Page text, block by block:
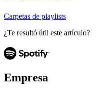
Carpetas de playlists
¿Te resultó útil este artículo?
Empresa